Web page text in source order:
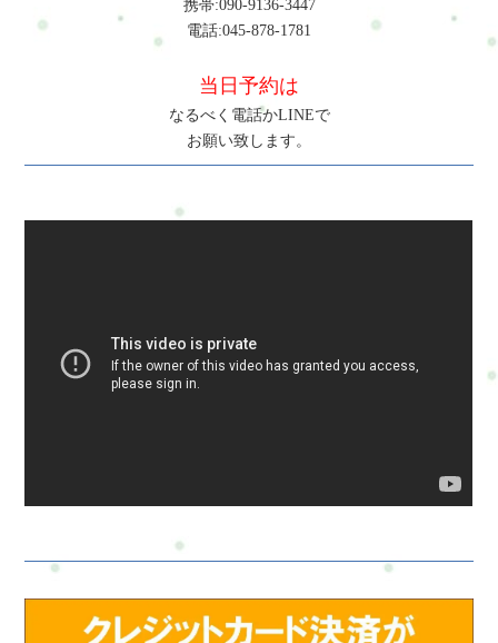
datepicker-calendar td{min-width:unset !important;}select.ui-
datepicker-year,select.ui-datepicker-month{height:2em
問合せ・ご予約フォーム内容の確認以下の内容で送信します。
よろしいですか？氏名必須メールアドレス必須お問い合わせ内
容必須お問い合わせ内容によっては回答できない場合もござい
ますのであらかじめご了承ください。プライバシーポリシーに
携帯:090-9136-3447
電話:045-878-1781
当日予約は
なるべく電話かLINEで
お願い致します。